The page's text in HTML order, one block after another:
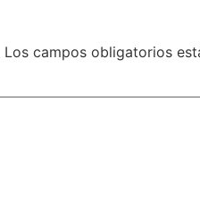
Los campos obligatorios